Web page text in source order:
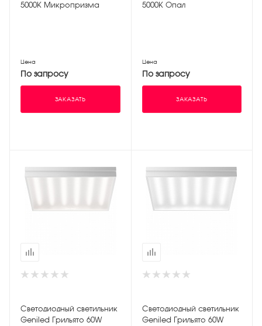
5000К Микропризма
Цена
По запросу
ЗАКАЗАТЬ
5000К Опал
Цена
По запросу
ЗАКАЗАТЬ
Светодиодный светильник
Geniled Грильято 60W
Светодиодный светильник
Geniled Грильято 60W